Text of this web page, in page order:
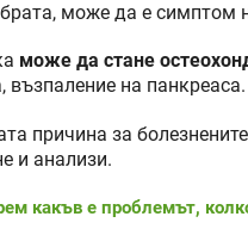
може да е симптом
може да стане
възпаление на панкреаса.
причина за
и анализи.
какъв е проблемът,